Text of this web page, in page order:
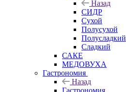
Назад
СИДР
Сухой
Полусухой
Полусладкий
Сладкий
САКЕ
МЕДОВУХА
Гастрономия
Назад
Гастрономия